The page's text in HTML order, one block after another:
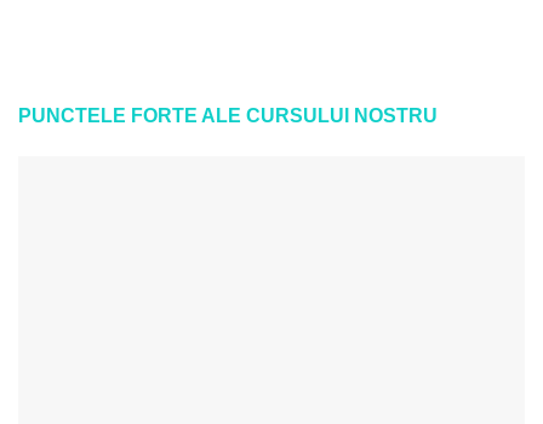
PUNCTELE FORTE ALE CURSULUI NOSTRU